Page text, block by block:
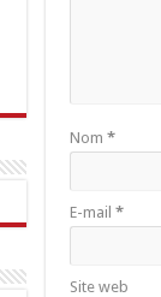
Nom *
E-mail *
Site web